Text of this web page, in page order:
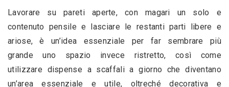
Lavorare su pareti aperte, con magari un solo e
contenuto pensile e lasciare le restanti parti libere e
ariose, è un’idea essenziale per far sembrare più
grande uno spazio invece ristretto, così come
utilizzare dispense a scaffali a giorno che diventano
un’area essenziale e utile, oltreché decorativa e